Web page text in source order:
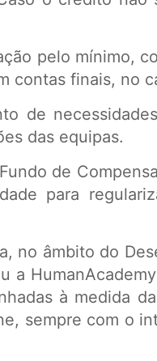
pelo mínimo,
contas finais, no
de
das equipas.
de
para
no âmbito do
a
à medida
sempre com o